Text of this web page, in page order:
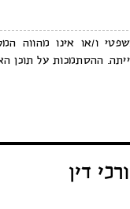
ו/או אינו מהווה המלצה
ההסתמכות על תוכן האתר
דין